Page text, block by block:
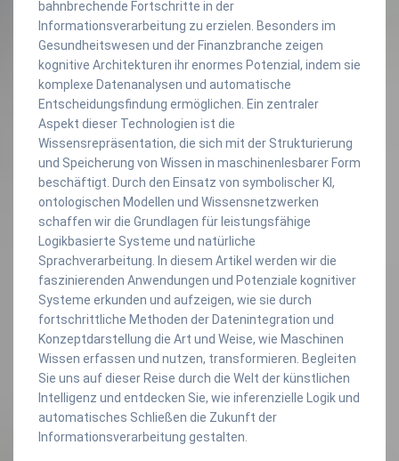
bahnbrechende Fortschritte in der
Informationsverarbeitung zu erzielen. Besonders im
Gesundheitswesen und der Finanzbranche zeigen
kognitive Architekturen ihr enormes Potenzial, indem sie
komplexe Datenanalysen und automatische
Entscheidungsfindung ermöglichen. Ein zentraler
Aspekt dieser Technologien ist die
Wissensrepräsentation, die sich mit der Strukturierung
und Speicherung von Wissen in maschinenlesbarer Form
beschäftigt. Durch den Einsatz von symbolischer KI,
ontologischen Modellen und Wissensnetzwerken
schaffen wir die Grundlagen für leistungsfähige
Logikbasierte Systeme und natürliche
Sprachverarbeitung. In diesem Artikel werden wir die
faszinierenden Anwendungen und Potenziale kognitiver
Systeme erkunden und aufzeigen, wie sie durch
fortschrittliche Methoden der Datenintegration und
Konzeptdarstellung die Art und Weise, wie Maschinen
Wissen erfassen und nutzen, transformieren. Begleiten
Sie uns auf dieser Reise durch die Welt der künstlichen
Intelligenz und entdecken Sie, wie inferenzielle Logik und
automatisches Schließen die Zukunft der
Informationsverarbeitung gestalten.